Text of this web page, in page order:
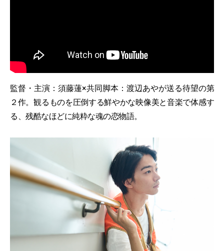
監督・主演：須藤蓮×共同脚本：渡辺あやが送る待望の第
２作。観るものを圧倒する鮮やかな映像美と音楽で体感す
る、残酷なほどに純粋な魂の恋物語。